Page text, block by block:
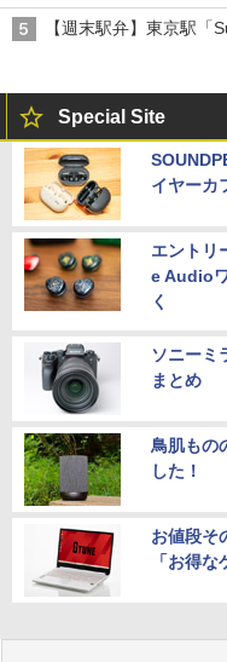
【週末駅弁】東京駅「
Special Site
イヤーカ
エントリ
e Audio
く
ソニーミ
まとめ
鳥肌もの
した！
お値段そ
「お得な